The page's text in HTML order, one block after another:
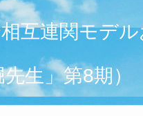
互連関モデ
生」第8期）